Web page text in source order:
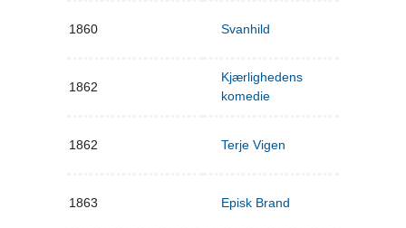
1860 Svanhild
1862
Kjærlighedens
komedie
1862 Terje Vigen
1863 Episk Brand